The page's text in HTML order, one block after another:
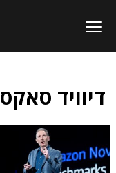
דיוויד סאקס